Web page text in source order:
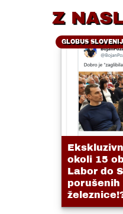
Z
GLOBUS
okoli 15
Labor do
porušenih